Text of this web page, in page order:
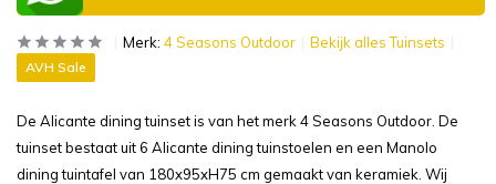
Merk: 4 Seasons Outdoor Bekijk alles Tuinsets
AVH Sale
De Alicante dining tuinset is van het merk 4 Seasons Outdoor. De
tuinset bestaat uit 6 Alicante dining tuinstoelen en een Manolo
dining tuintafel van 180x95xH75 cm gemaakt van keramiek. Wij